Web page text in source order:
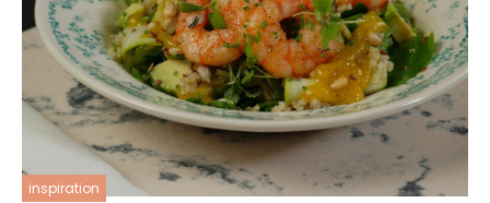
inspiration